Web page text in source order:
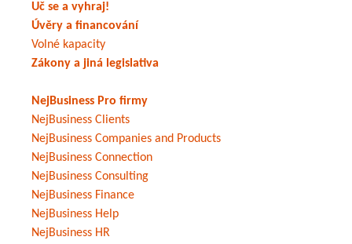
Uč se a vyhraj!
Úvěry a financování
Volné kapacity
Zákony a jiná legislativa
NejBusiness Pro firmy
NejBusiness Clients
NejBusiness Companies and Products
NejBusiness Connection
NejBusiness Consulting
NejBusiness Finance
NejBusiness Help
NejBusiness HR